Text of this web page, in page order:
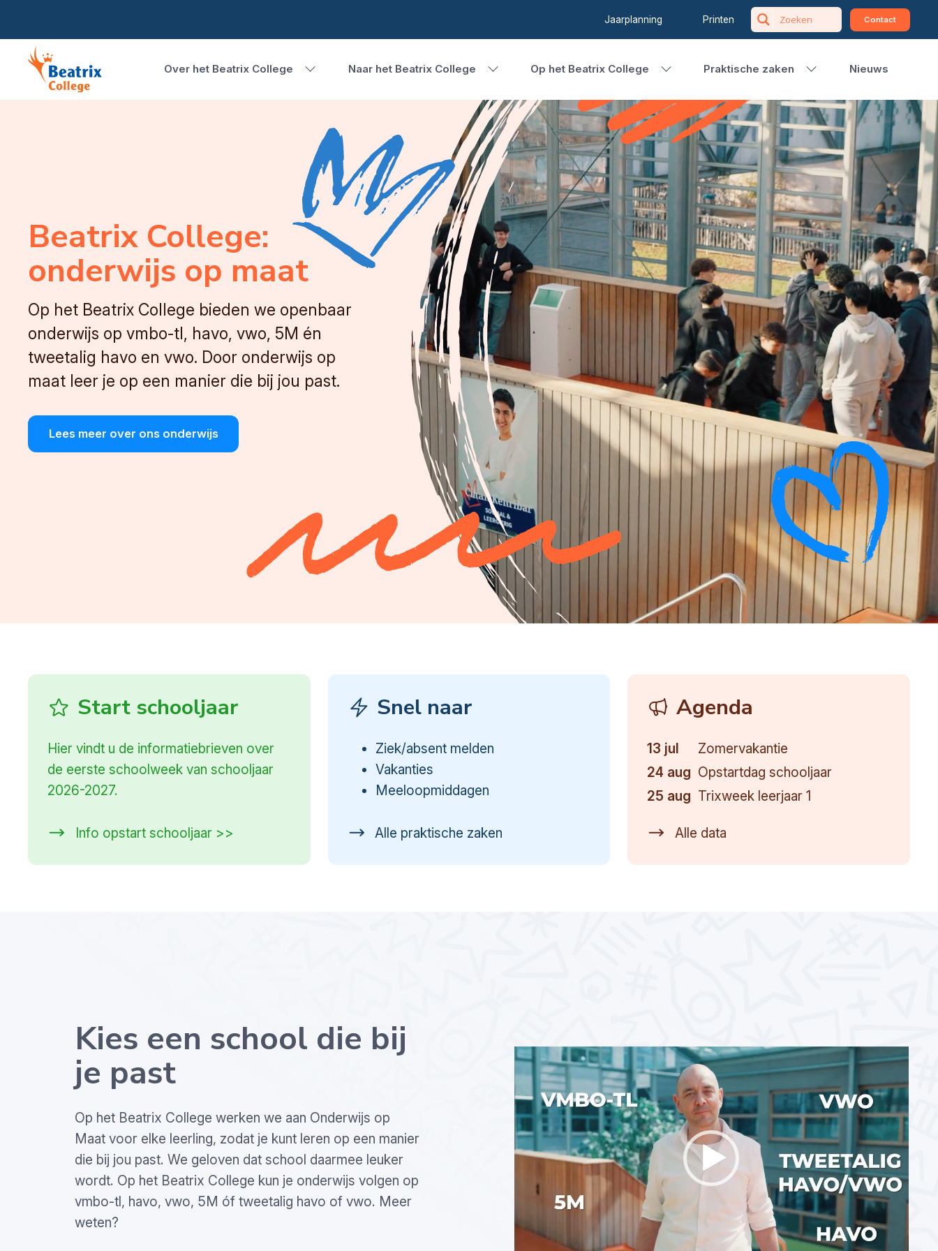
Jaarplanning Printen Contact
Over het Beatrix College Naar het Beatrix College Op het Beatrix College Praktische zaken Nieuws
Beatrix College:
onderwijs op maat
Op het Beatrix College bieden we openbaar
onderwijs op vmbo-tl, havo, vwo, 5M én
tweetalig havo en vwo. Door onderwijs op
maat leer je op een manier die bij jou past.
Lees meer over ons onderwijs
Start schooljaar
Hier vindt u de informatiebrieven over
de eerste schoolweek van schooljaar
2026-2027.
Info opstart schooljaar >>
Snel naar
Ziek/absent melden
Vakanties
Meeloopmiddagen
Alle praktische zaken
Agenda
13 jul
Zomervakantie
24 aug Opstartdag schooljaar
25 aug Trixweek leerjaar 1
Alle data
Kies een school die bij
je past
Op het Beatrix College werken we aan Onderwijs op
Maat voor elke leerling, zodat je kunt leren op een manier
die bij jou past. We geloven dat school daarmee leuker
wordt. Op het Beatrix College kun je onderwijs volgen op
vmbo-tl, havo, vwo, 5M óf tweetalig havo of vwo. Meer
weten?